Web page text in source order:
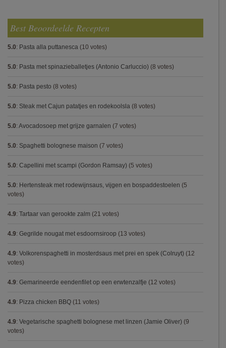
Best Beoordeelde Recepten
5.0: Pasta alla puttanesca (10 votes)
5.0: Pasta met spinazieballetjes (Antonio Carluccio) (8 votes)
5.0: Pasta pesto (8 votes)
5.0: Steak met Cajun patatjes en rodekoolsla (8 votes)
5.0: Avocadosoep met grijze garnalen (7 votes)
5.0: Spaghetti bolognese maison (7 votes)
5.0: Capellini met scampi (Gordon Ramsay) (5 votes)
5.0: Hertensteak met rodewijnsaus, vijgen en bospaddestoelen (5
votes)
4.9: Tartaar van gerookte zalm (21 votes)
4.9: Gegrilde nougat met esdoornsiroop (13 votes)
4.9: Volkorenspaghetti in mosterdsaus met prei en spek (Colruyt) (12
votes)
4.9: Gemarineerde eendenfilet op een erwtenzalfje (12 votes)
4.9: Pizza chicken BBQ (11 votes)
4.9: Vegetarische spaghetti bolognese met linzen (Jamie Oliver) (9
votes)